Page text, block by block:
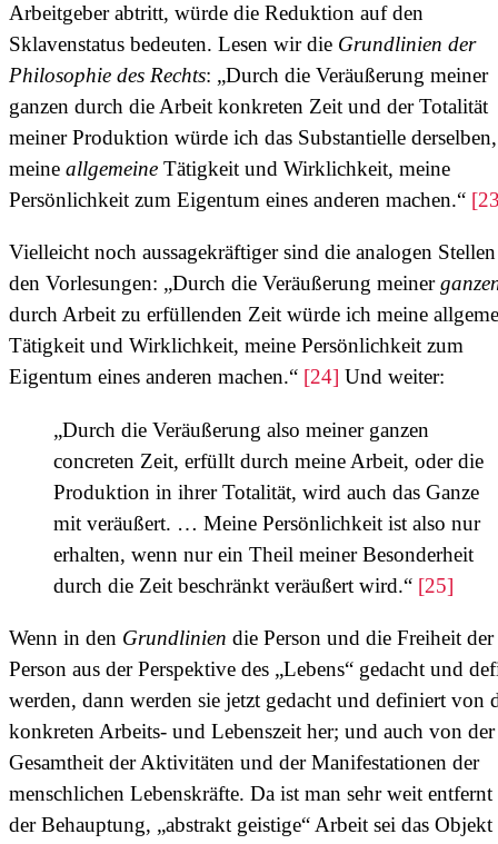
Arbeitgeber abtritt, würde die Reduktion auf den
Sklavenstatus bedeuten. Lesen wir die Grundlinien der
Philosophie des Rechts: „Durch die Veräußerung meiner
ganzen durch die Arbeit konkreten Zeit und der Totalität
meiner Produktion würde ich das Substantielle derselben,
meine allgemeine Tätigkeit und Wirklichkeit, meine
Persönlichkeit zum Eigentum eines anderen machen.“
Vielleicht noch aussagekräftiger sind die analogen
den Vorlesungen: „Durch die Veräußerung meiner
durch Arbeit zu erfüllenden Zeit würde ich meine
Tätigkeit und Wirklichkeit, meine Persönlichkeit zum
Eigentum eines anderen machen.“ [24] Und weiter:
„Durch die Veräußerung also meiner ganzen
concreten Zeit, erfüllt durch meine Arbeit, oder die
Produktion in ihrer Totalität, wird auch das Ganze
mit veräußert. … Meine Persönlichkeit ist also nur
erhalten, wenn nur ein Theil meiner Besonderheit
durch die Zeit beschränkt veräußert wird.“ [25]
Wenn in den Grundlinien die Person und die Freiheit der
Person aus der Perspektive des „Lebens“ gedacht und
werden, dann werden sie jetzt gedacht und definiert von
konkreten Arbeits- und Lebenszeit her; und auch von der
Gesamtheit der Aktivitäten und der Manifestationen der
menschlichen Lebenskräfte. Da ist man sehr weit
der Behauptung, „abstrakt geistige“ Arbeit sei das